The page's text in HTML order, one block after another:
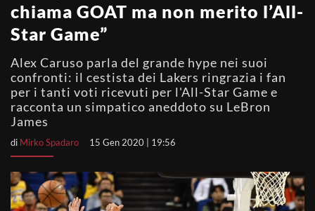
chiama GOAT ma non merito l’All-
Star Game”
Alex Caruso parla del grande hype nei suoi
confronti: il cestista dei Lakers ringrazia i fan
per i tanti voti ricevuti per l'All-Star Game e
racconta un simpatico aneddoto su LeBron
James
di Mirko Spadaro 15 Gen 2020 | 19:56